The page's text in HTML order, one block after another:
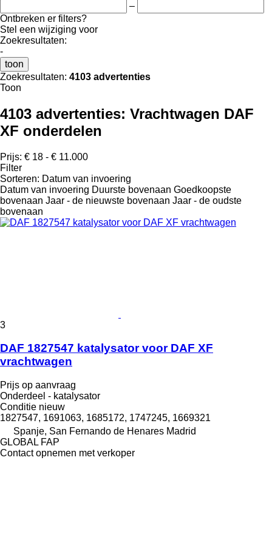
–
Ontbreken er filters?
Stel een wijziging voor
Zoekresultaten:
-
toon
Zoekresultaten: 4103 advertenties
Toon
4103 advertenties: Vrachtwagen DAF
XF onderdelen
Prijs: € 18 - € 11.000
Filter
Sorteren: Datum van invoering
Datum van invoering Duurste bovenaan Goedkoopste
bovenaan Jaar - de nieuwste bovenaan Jaar - de oudste
bovenaan
3
DAF 1827547 katalysator voor DAF XF
vrachtwagen
Prijs op aanvraag
Onderdeel - katalysator
Conditie nieuw
1827547, 1691063, 1685172, 1747245, 1669321
Spanje, San Fernando de Henares Madrid
GLOBAL FAP
Contact opnemen met verkoper